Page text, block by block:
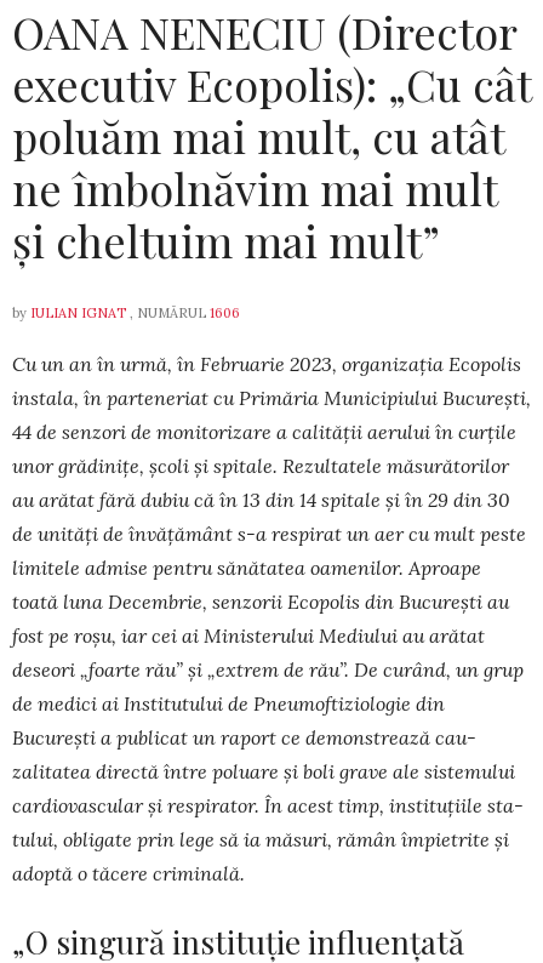
OANA NENECIU (Director
executiv Ecopolis): „Cu cât
poluăm mai mult, cu atât
ne îmbolnăvim mai mult
și cheltuim mai mult”
by IULIAN IGNAT , NUMĂRUL 1606
Cu un an în urmă, în Februarie 2023, or­ga­ni­za­ția Ecopolis
instala, în parte­neriat cu Pri­mă­ria Mu­ni­ci­piului București,
44 de senzori de monitorizare a calității aerului în curți­le
unor grădinițe, școli și spi­tale. Rezultatele măsură­to­rilor
au arătat fără dubiu că în 13 din 14 spitale și în 29 din 30
de unități de învățământ s-a respirat un aer cu mult pes­te
limitele admise pentru sănătatea oa­menilor. Aproape
toată luna Decem­brie, senzorii Ecopolis din București au
fost pe ro­șu, iar cei ai Ministerului Me­diului au arătat
deseori „foarte rău” și „extrem de rău”. De curând, un grup
de medici ai In­stitutului de Pneu­mo­ftiziologie din
București a publicat un raport ce demonstrează cau­
zalitatea di­rectă între poluare și boli grave ale siste­mului
car­dio­vascular și respirator. În acest timp, in­stituțiile sta­
tu­lui, obligate prin lege să ia măsuri, ră­mân împie­trite și
adoptă o tăcere criminală.
„O singură instituție influențată